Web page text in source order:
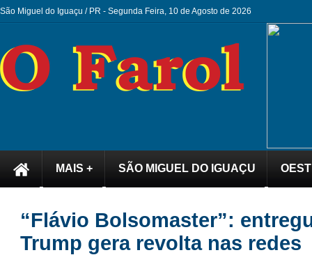
São Miguel do Iguaçu / PR - Segunda Feira, 10 de Agosto de 2026
MAIS + SÃO MIGUEL DO IGUAÇU
“Flávio Bolsomaster”:
Trump gera revolta nas redes